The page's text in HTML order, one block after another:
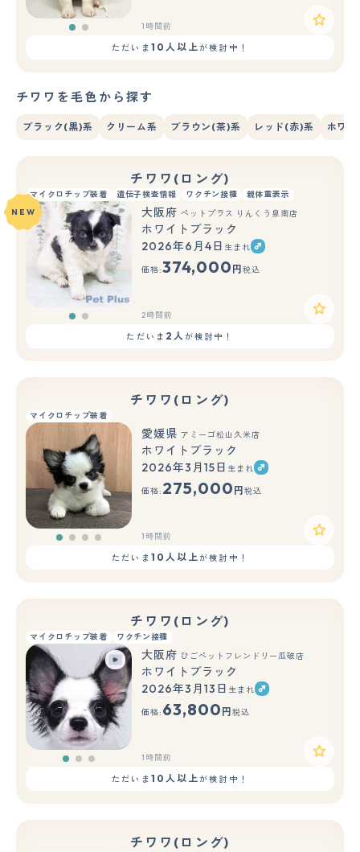
1時間前
ただいま 10人以上が検討中！
チワワを毛色から探す
ブラック(黒)系 クリーム系 ブラウン(茶)系 レッド(赤)系 ホワ
チワワ(ロング)
マイクロチップ装着 遺伝子検査情報 ワクチン接種 親体重表示
もっと見る
NEW 大阪府 ペットプラス りんくう泉南店
ホワイトブラック
2026年6月4日 生まれ
価格:374,000 円 税込
2時間前
ただいま 2人が検討中！
チワワ(ロング)
マイクロチップ装着
愛媛県 アミーゴ松山久米店
ホワイトブラック
2026年3月15日 生まれ
価格: 275,000 円 税込
1時間前
ただいま 10人以上が検討中！
チワワ(ロング)
マイクロチップ装着 ワクチン接種
もっと見る
大阪府 ひごペットフレンドリー瓜破店
ホワイトブラック
2026年3月13日 生まれ
価格: 63,800 円 税込
1時間前
ただいま 10人以上が検討中！
チワワ(ロング)